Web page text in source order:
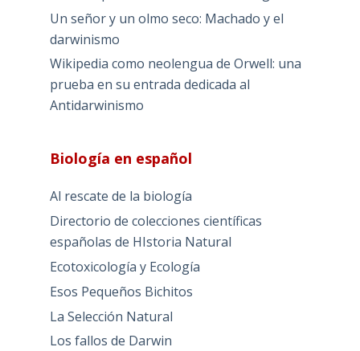
Un señor y un olmo seco: Machado y el
darwinismo
Wikipedia como neolengua de Orwell: una
prueba en su entrada dedicada al
Antidarwinismo
Biología en español
Al rescate de la biología
Directorio de colecciones científicas
españolas de HIstoria Natural
Ecotoxicología y Ecología
Esos Pequeños Bichitos
La Selección Natural
Los fallos de Darwin